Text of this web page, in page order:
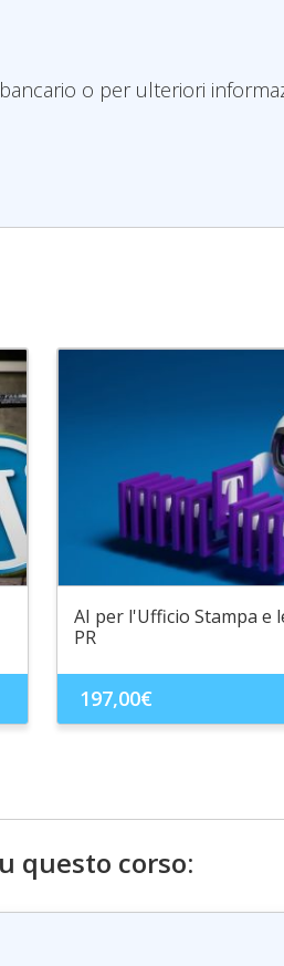
o per ulteriori
AI per l'Ufficio Stampa e
PR
197,00€
questo corso: